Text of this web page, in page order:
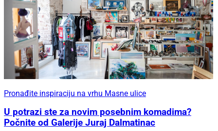
Pronađite inspiraciju na vrhu Masne ulice
U potrazi ste za novim posebnim komadima?
Počnite od Galerije Juraj Dalmatinac